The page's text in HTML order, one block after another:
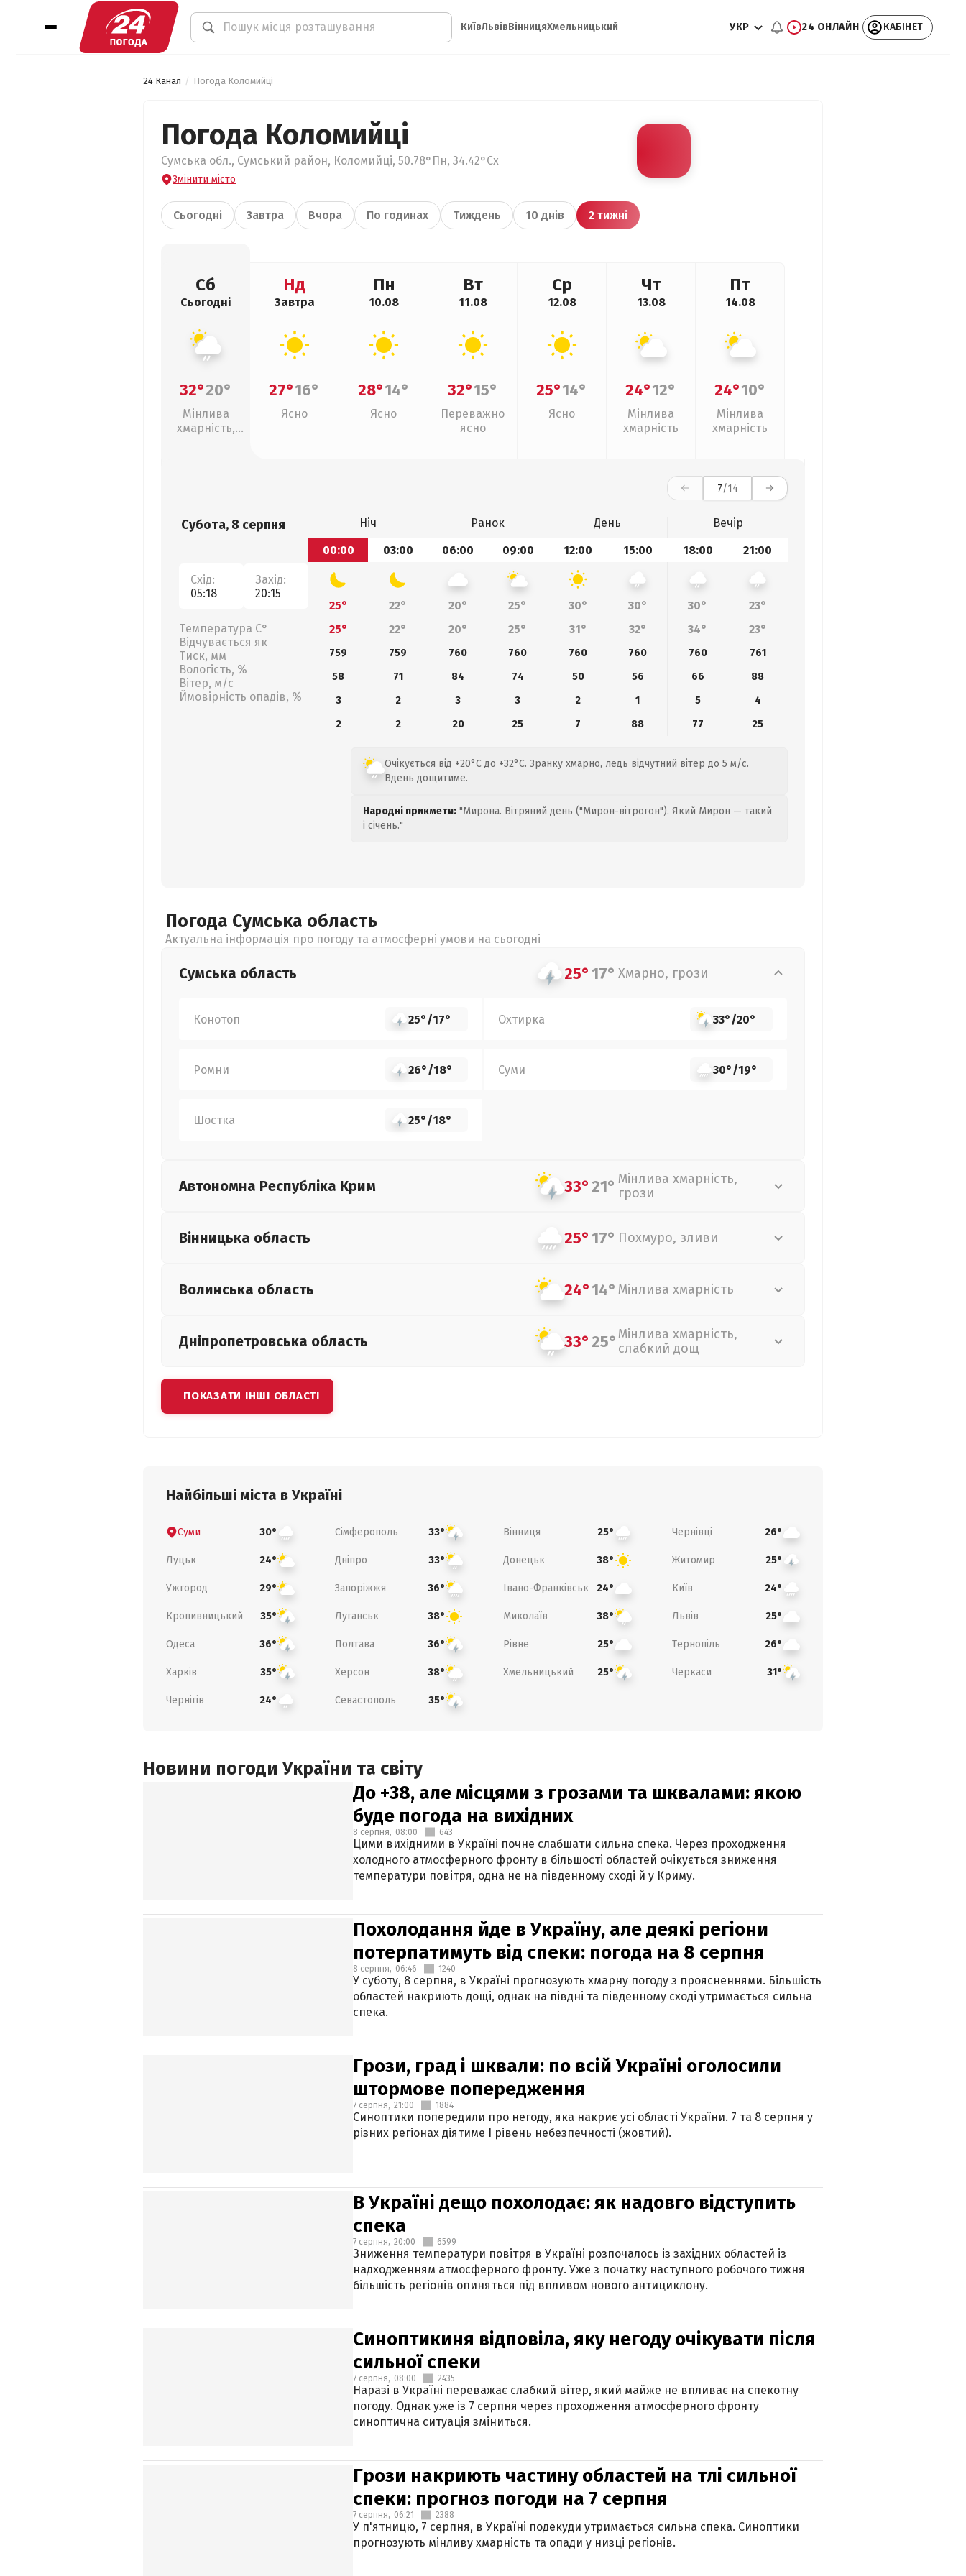
КиївЛьвівВінницяХмельницький УКР 24 ОНЛАЙН КАБІНЕТ
24 Канал Погода Коломийці
Погода Коломийці
Сумська обл., Сумський район, Коломийці, 50.78°Пн, 34.42°Сх
Змінити місто
Сьогодні Завтра Вчора По годинах Тиждень 10 днів 2 тижні
Сб
Сьогодні
32°20°
Мінлива
хмарність,
Нд
Завтра
27°16°
Ясно
Пн
10.08
28°14°
Ясно
Вт
11.08
32°15°
Переважно
ясно
Ср
12.08
25°14°
Ясно
Чт
13.08
24°12°
Мінлива
хмарність
Пт
14.08
24°10°
Мінлива
хмарність
7/14
Субота, 8 серпня
Схід:
05:18
Захід:
20:15
Температура С°
Відчувається як
Тиск, мм
Вологість, %
Вітер, м/с
Ймовірність опадів, %
Ніч Ранок День
Вечір
00:00
03:00 06:00 09:00 12:00 15:00 18:00 21:00
25° 22° 20° 25° 30° 30° 30°
23°
25°
22° 20° 25° 31° 32° 34° 23°
759 759 760 760 760 760 760
761
58
71 84 74 50 56 66
88
3
2 3 3 2 1 5
4
2
2 20 25 7 88 77 25
Очікується від +20°C до +32°C. Зранку хмарно, ледь відчутний вітер до 5 м/с.
Вдень дощитиме.
Народні прикмети: "Мирона. Вітряний день ("Мирон-вітрогон"). Який Мирон — такий
і січень."
Погода Сумська область
Актуальна інформація про погоду та атмосферні умови на сьогодні
Сумська область 25°17° Хмарно, грози
Конотоп 25°/17° Охтирка 33°/20°
Ромни 26°/18° Суми 30°/19°
Шостка 25°/18°
Автономна Республіка Крим 33°21° Мінлива хмарність,
грози
Вінницька область 25°17° Похмуро, зливи
Волинська область 24°14° Мінлива хмарність
Дніпропетровська область 33°25°Мінлива хмарність,
слабкий дощ
ПОКАЗАТИ ІНШІ ОБЛАСТІ
Найбільші міста в Україні
Суми 30° Сімферополь 33° Вінниця 25° Чернівці 26°
Луцьк 24° Дніпро 33° Донецьк 38° Житомир 25°
Ужгород 29° Запоріжжя 36° Івано-Франківськ 24° Київ 24°
Кропивницький 35° Луганськ 38° Миколаїв 38° Львів 25°
Одеса 36° Полтава 36° Рівне 25° Тернопіль 26°
Харків 35° Херсон 38° Хмельницький 25° Черкаси 31°
Чернігів 24° Севастополь 35°
Новини погоди України та світу
До +38, але місцями з грозами та шквалами: якою
буде погода на вихідних
8 серпня, 08:00 643
Цими вихідними в Україні почне слабшати сильна спека. Через проходження
холодного атмосферного фронту в більшості областей очікується зниження
температури повітря, одна не на південному сході й у Криму.
Похолодання йде в Україну, але деякі регіони
потерпатимуть від спеки: погода на 8 серпня
8 серпня, 06:46 1240
У суботу, 8 серпня, в Україні прогнозують хмарну погоду з проясненнями. Більшість
областей накриють дощі, однак на півдні та південному сході утримається сильна
спека.
Грози, град і шквали: по всій Україні оголосили
штормове попередження
7 серпня, 21:00 1884
Синоптики попередили про негоду, яка накриє усі області України. 7 та 8 серпня у
різних регіонах діятиме І рівень небезпечності (жовтий).
В Україні дещо похолодає: як надовго відступить
спека
7 серпня, 20:00 6599
Зниження температури повітря в Україні розпочалось із західних областей із
надходженням атмосферного фронту. Уже з початку наступного робочого тижня
більшість регіонів опиняться під впливом нового антициклону.
Синоптикиня відповіла, яку негоду очікувати після
сильної спеки
7 серпня, 08:00 2435
Наразі в Україні переважає слабкий вітер, який майже не впливає на спекотну
погоду. Однак уже із 7 серпня через проходження атмосферного фронту
синоптична ситуація зміниться.
Грози накриють частину областей на тлі сильної
спеки: прогноз погоди на 7 серпня
7 серпня, 06:21 2388
У п'ятницю, 7 серпня, в Україні подекуди утримається сильна спека. Синоптики
прогнозують мінливу хмарність та опади у низці регіонів.